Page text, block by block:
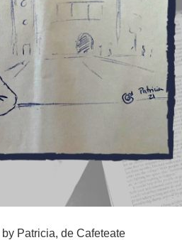
Patricia, de Cafeteate